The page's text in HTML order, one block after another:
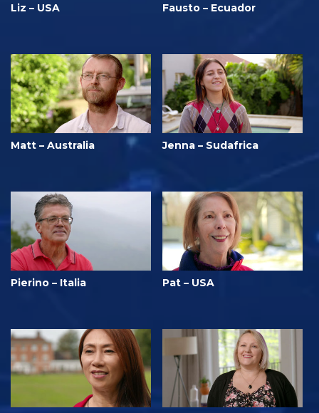
Liz – USA Fausto – Ecuador
Matt – Australia Jenna – Sudafrica
Pierino – Italia Pat – USA